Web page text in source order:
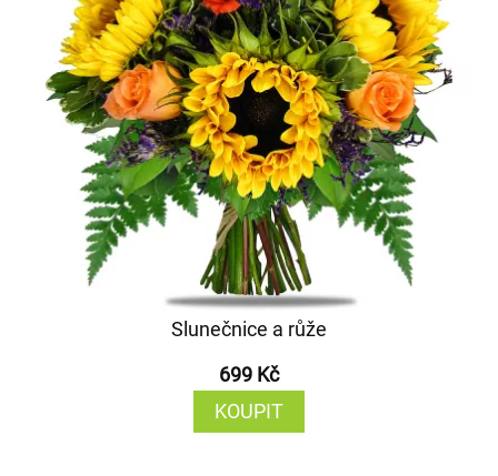
Slunečnice a růže
699 Kč
KOUPIT